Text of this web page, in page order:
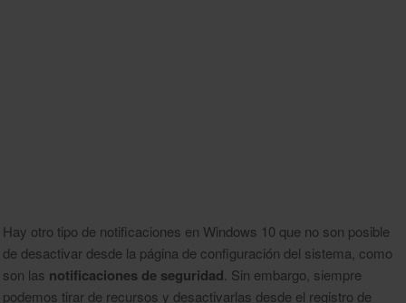
Hay otro tipo de notificaciones en Windows 10 que no son posible
de desactivar desde la página de configuración del sistema, como
son las notificaciones de seguridad . Sin embargo, siempre
podemos tirar de recursos y desactivarlas desde el registro de